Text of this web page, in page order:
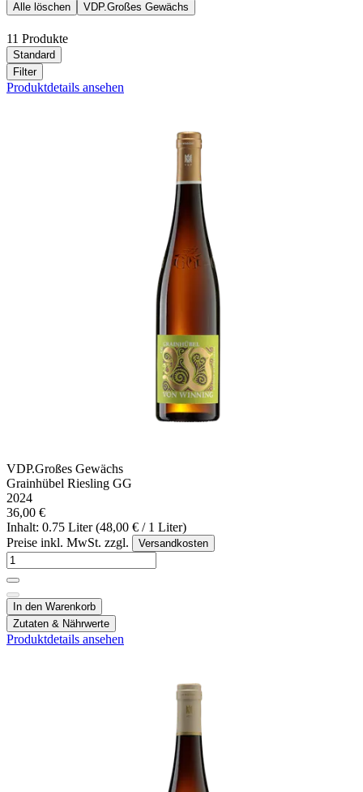
Alle löschen VDP.Großes Gewächs
11 Produkte
Standard
Filter
Produktdetails ansehen
VDP.Großes Gewächs
Grainhübel Riesling GG
2024
36,00 €
Inhalt: 0.75 Liter (48,00 € / 1 Liter)
Preise inkl. MwSt. zzgl.
Versandkosten
In den Warenkorb
Zutaten & Nährwerte
Produktdetails ansehen